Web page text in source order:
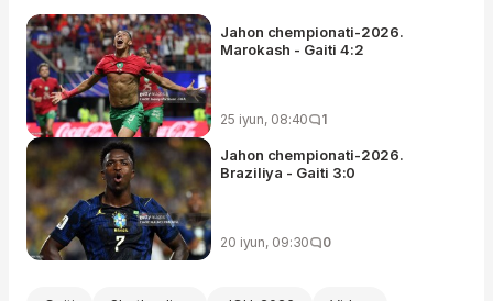
Jahon chempionati-2026.
Marokash - Gaiti 4:2
25 iyun, 08:40 1
Jahon chempionati-2026.
Braziliya - Gaiti 3:0
20 iyun, 09:30 0